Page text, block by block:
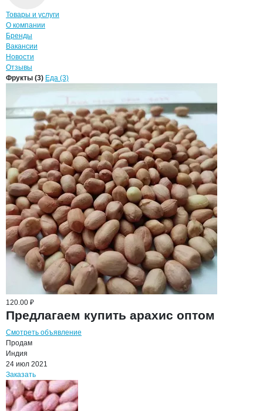
Навигация по странице
Товары и услуги
О компании
Бренды
Вакансии
Новости
Отзывы
ПродукцияJunan Zhongsheng
Навигация по продуктам
Фрукты (3) Еда (3)
120.00 ₽
Предлагаем купить арахис оптом
Смотреть объявление
Продам
Индия
24 июл 2021
Заказать